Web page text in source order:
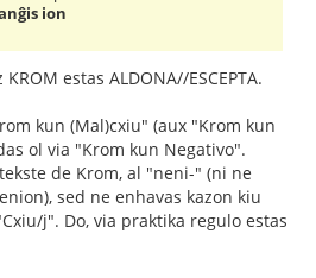
ion
estas ALDONA//ESCEPTA.
kun (Mal)cxiu" (aux "Krom kun
ol via "Krom kun Negativo".
de Krom, al "neni-" (ni ne
sed ne enhavas kazon kiu
j". Do, via praktika regulo estas